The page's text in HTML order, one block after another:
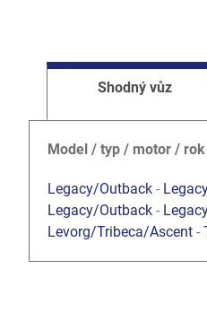
Shodný vůz
Model / typ / motor / rok
Legacy/Outback -
Legacy/Outback -
Levorg/Tribeca/Ascent -